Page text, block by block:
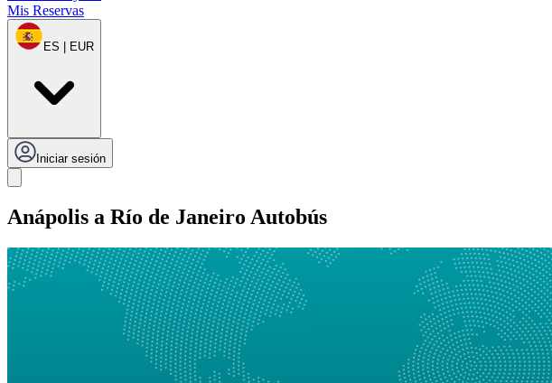
Mis Reservas
ES | EUR
Iniciar sesión
Anápolis a Río de Janeiro Autobús